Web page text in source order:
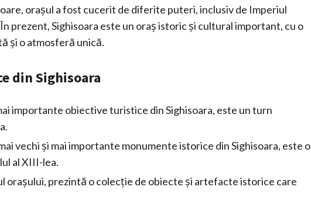
orașul a fost cucerit de diferite puteri, inclusiv de Imperiul
prezent, Sighisoara este un oraș istoric și cultural important, cu o
și o atmosferă unică.
din Sighisoara
importante obiective turistice din Sighisoara, este un turn
vechi și mai importante monumente istorice din Sighisoara, este o
al XIII-lea.
orașului, prezintă o colecție de obiecte și artefacte istorice care